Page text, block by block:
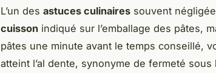
L’un des astuces culinaires souvent
cuisson indiqué sur l’emballage des pâtes,
pâtes une minute avant le temps conseillé,
atteint l’al dente, synonyme de fermeté sous